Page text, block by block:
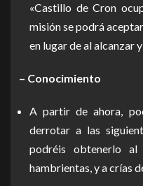
«Castillo de Cron
misión se podrá
en lugar de al alcanzar
– Conocimiento
A partir de ahora,
derrotar a las
podréis obtenerlo
hambrientas, y a crías